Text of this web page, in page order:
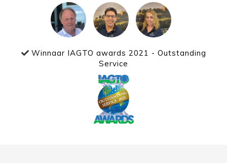
Winnaar IAGTO awards 2021 - Outstanding
Service